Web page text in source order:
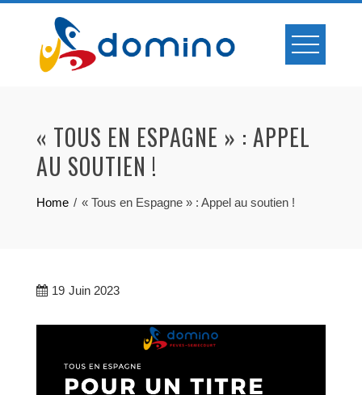
content
« TOUS EN ESPAGNE » : APPEL
AU SOUTIEN !
Home « Tous en Espagne » : Appel au soutien !
19 Juin 2023